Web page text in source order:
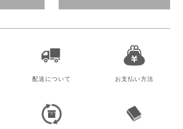
配送について お支払い方法